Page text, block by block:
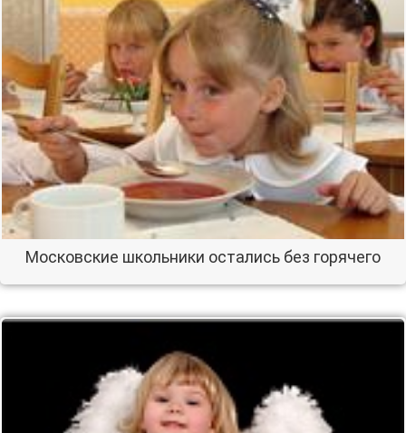
Московские школьники остались без горячего